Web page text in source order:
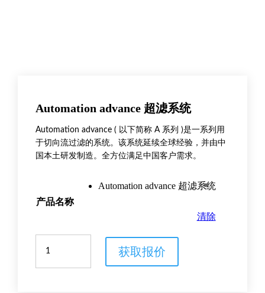
Automation advance 超滤系统
Automation advance ( 以下简称 A 系列 )是一系列用
于切向流过滤的系统。该系统延续全球经验，并由中
国本土研发制造。全方位满足中国客户需求。
产品名称
Automation advance 超滤系统
清除
advance
获取报价